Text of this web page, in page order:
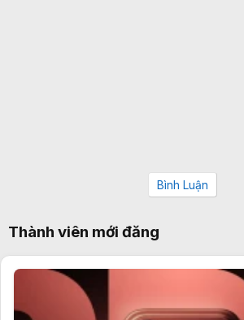
Bình Luận
Thành viên mới đăng